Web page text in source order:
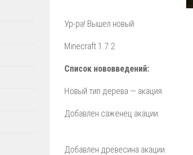
Ур-ра! Вышел новый
Minecraft 1.7.2
Список нововведений:
Новый тип дерева — акация.
Добавлен саженец акации.
Добавлен древесина акации.